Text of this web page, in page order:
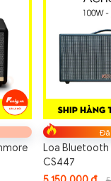
Loa Bluetooth
CS447